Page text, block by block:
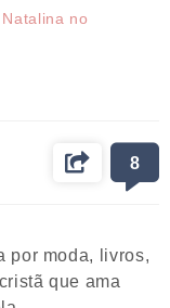
no
8
por moda, livros,
que ama